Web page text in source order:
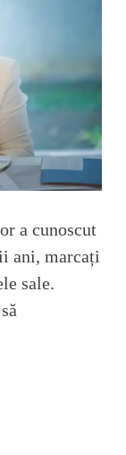
a cunoscut
ani, marcați
sale.